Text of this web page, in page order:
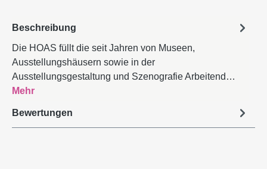
Beschreibung
Die HOAS füllt die seit Jahren von Museen,
Ausstellungshäusern sowie in der
Ausstellungsgestaltung und Szenografie Arbeitend…
Mehr
Bewertungen